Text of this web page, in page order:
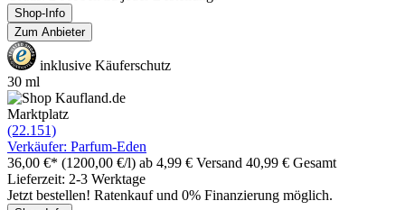
Shop-Info
Zum Anbieter
inklusive Käuferschutz
30 ml
Marktplatz
(22.151)
Verkäufer: Parfum-Eden
36,00 €* (1200,00 €/l) ab 4,99 € Versand 40,99 € Gesamt
Lieferzeit: 2-3 Werktage
Jetzt bestellen! Ratenkauf und 0% Finanzierung möglich.